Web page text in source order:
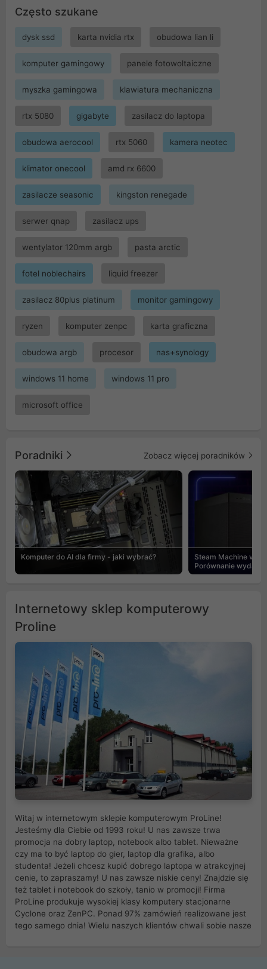
Często szukane
dysk ssd karta nvidia rtx obudowa lian li
komputer gamingowy panele fotowoltaiczne
myszka gamingowa klawiatura mechaniczna
rtx 5080 gigabyte zasilacz do laptopa
obudowa aerocool rtx 5060 kamera neotec
klimator onecool amd rx 6600
zasilacze seasonic kingston renegade
serwer qnap zasilacz ups
wentylator 120mm argb pasta arctic
fotel noblechairs liquid freezer
zasilacz 80plus platinum monitor gamingowy
ryzen komputer zenpc karta graficzna
obudowa argb procesor nas+synology
windows 11 home windows 11 pro
microsoft office
Poradniki Zobacz więcej poradników
Komputer do AI dla firmy - jaki wybrać?
Steam Machine vs
Porównanie
Internetowy sklep komputerowy
Proline
Witaj w internetowym sklepie komputerowym ProLine!
Jesteśmy dla Ciebie od 1993 roku! U nas zawsze trwa
promocja na dobry laptop, notebook albo tablet. Nieważne
czy ma to być laptop do gier, laptop dla grafika, albo
studenta! Jeżeli chcesz kupić dobrego laptopa w atrakcyjnej
cenie, to zapraszamy! U nas zawsze niskie ceny! Znajdzie się
też tablet i notebook do szkoły, tanio w promocji! Firma
ProLine produkuje wysokiej klasy komputery stacjonarne
Cyclone oraz ZenPC. Ponad 97% zamówień realizowane jest
tego samego dnia! Wielu naszych klientów chwali sobie nasze